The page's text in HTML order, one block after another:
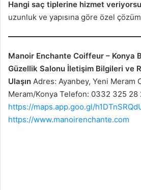
Hangi saç tiplerine hizmet
uzunluk ve yapısına göre özel
Manoir Enchante Coiffeur – Konya
Güzellik Salonu İletişim Bilgileri ve
Ulaşın Adres: Ayanbey, Yeni Meram
Meram/Konya Telefon: 0332 325 28
https://maps.app.goo.gl/
https://www.manoirenchante.com